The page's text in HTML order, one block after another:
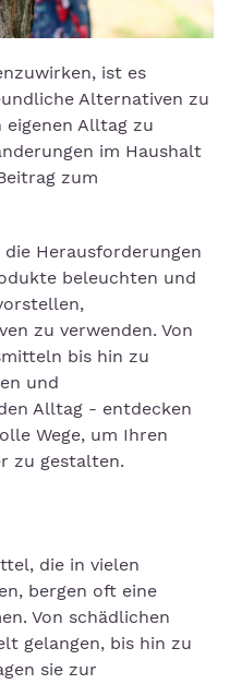
ist es
Alternativen zu
Alltag zu
im Haushalt
zum
Herausforderungen
beleuchten und
zu verwenden. Von
bis hin zu
und
Alltag - entdecken
Wege, um Ihren
zu gestalten.
die in vielen
bergen oft eine
Von schädlichen
gelangen, bis hin zu
sie zur